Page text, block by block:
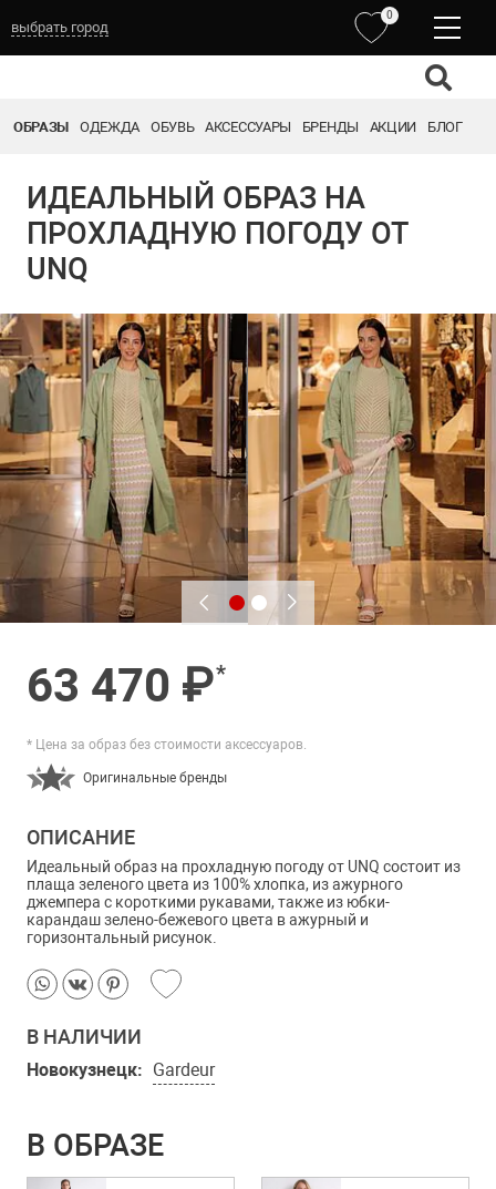
выбрать город
0
ОБРАЗЫ ОДЕЖДА ОБУВЬ АКСЕССУАРЫ БРЕНДЫ АКЦИИ БЛОГ
ИДЕАЛЬНЫЙ ОБРАЗ НА
ПРОХЛАДНУЮ ПОГОДУ ОТ
UNQ
63 470 ₽*
* Цена за образ без стоимости аксессуаров.
Оригинальные бренды
ОПИСАНИЕ
Идеальный образ на прохладную погоду от UNQ состоит из
плаща зеленого цвета из 100% хлопка, из ажурного
джемпера с короткими рукавами, также из юбки-
карандаш зелено-бежевого цвета в ажурный и
горизонтальный рисунок.
В НАЛИЧИИ
Новокузнецк: Gardeur
В ОБРАЗЕ